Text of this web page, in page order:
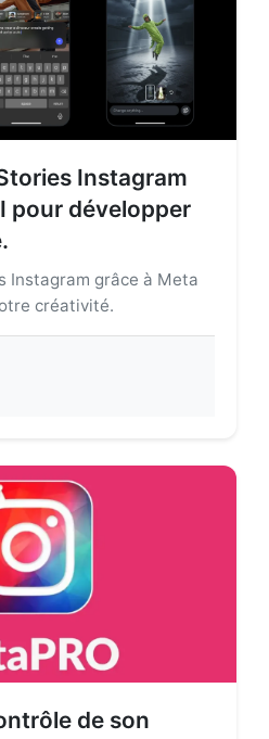
Instagram
pour développer
Instagram grâce à Meta
créativité.
Stories Instagram grâce à
de son